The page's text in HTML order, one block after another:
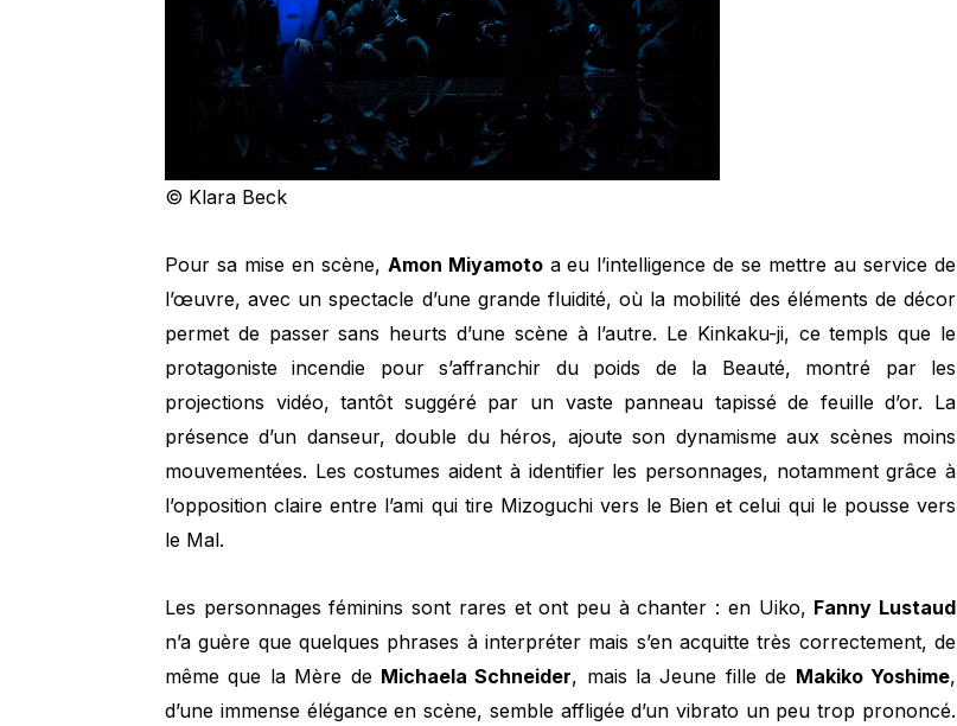
© Klara Beck
Pour sa mise en scène, Amon Miyamotoa eu l’intelligence de se mettre au service de
l’œuvre, avec un spectacle d’une grande fluidité, où la mobilité des éléments de décor
permet de passer sans heurts d’une scène à l’autre. Le Kinkaku-ji, ce templs que le
protagoniste incendie pour s’affranchir du poids de la Beauté, montré par les
projections vidéo, tantôt suggéré par un vaste panneau tapissé de feuille d’or. La
présence d’un danseur, double du héros, ajoute son dynamisme aux scènes moins
mouvementées. Les costumes aident à identifier les personnages, notamment grâce à
l’opposition claire entre l’ami qui tire Mizoguchi vers le Bien et celui qui le pousse vers
le Mal.
Les personnages féminins sont rares et ont peu à chanter : en Uiko, Fanny Lustaud
n’a guère que quelques phrases à interpréter mais s’en acquitte très correctement, de
même que la Mère de Michaela Schneider, mais la Jeune fille de Makiko Yoshime,
d’une immense élégance en scène, semble affligée d’un vibrato un peu trop prononcé.